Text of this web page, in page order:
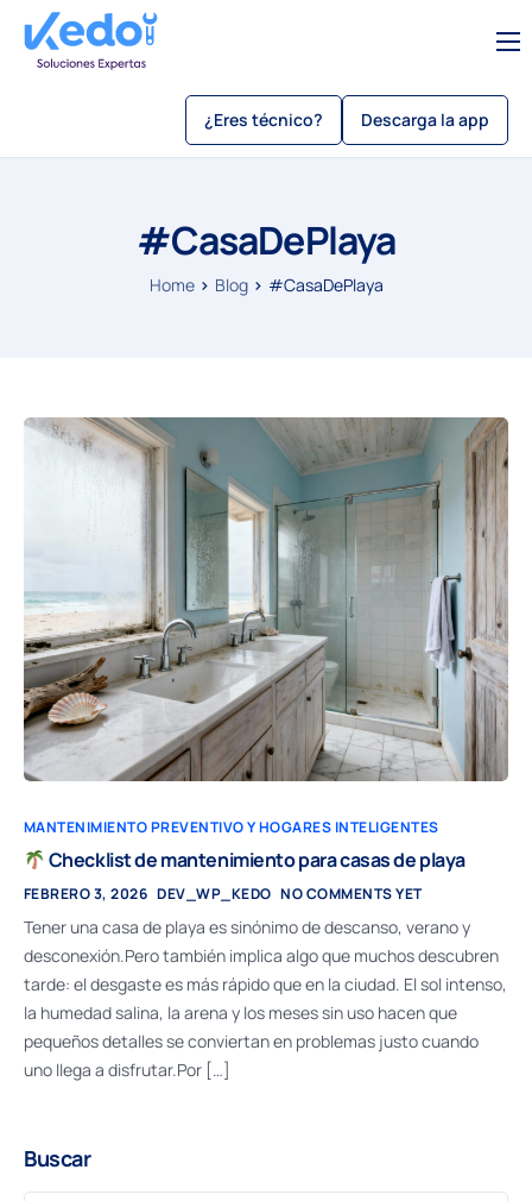
Como usar kedo app
Sé un técnico
¿Eres técnico? Descarga la app
#CasaDePlaya
Home Blog #CasaDePlaya
MANTENIMIENTO PREVENTIVO Y HOGARES INTELIGENTES
Checklist de mantenimiento para casas de playa
FEBRERO 3, 2026 DEV_WP_KEDO NO COMMENTS YET
Tener una casa de playa es sinónimo de descanso, verano y
desconexión.Pero también implica algo que muchos descubren
tarde: el desgaste es más rápido que en la ciudad. El sol intenso,
la humedad salina, la arena y los meses sin uso hacen que
pequeños detalles se conviertan en problemas justo cuando
uno llega a disfrutar.Por […]
Buscar